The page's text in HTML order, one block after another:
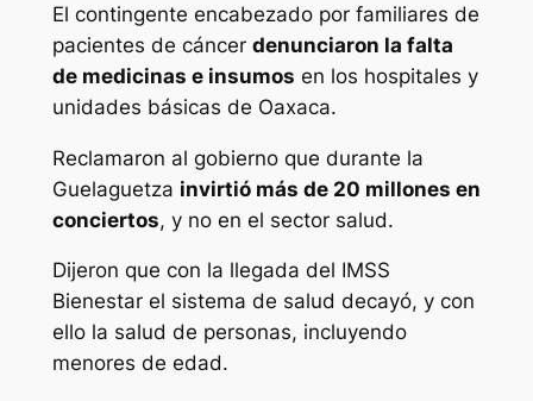
El contingente encabezado por familiares de
pacientes de cáncer denunciaron la falta
de medicinas e insumos en los hospitales y
unidades básicas de Oaxaca.
Reclamaron al gobierno que durante la
Guelaguetza invirtió más de 20 millones en
conciertos, y no en el sector salud.
Dijeron que con la llegada del IMSS
Bienestar el sistema de salud decayó, y con
ello la salud de personas, incluyendo
menores de edad.